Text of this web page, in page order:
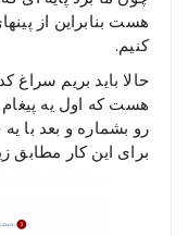
کنیم.
حالا باید بریم سراغ
رو بشماره و بعد با
برای این کار مطابق